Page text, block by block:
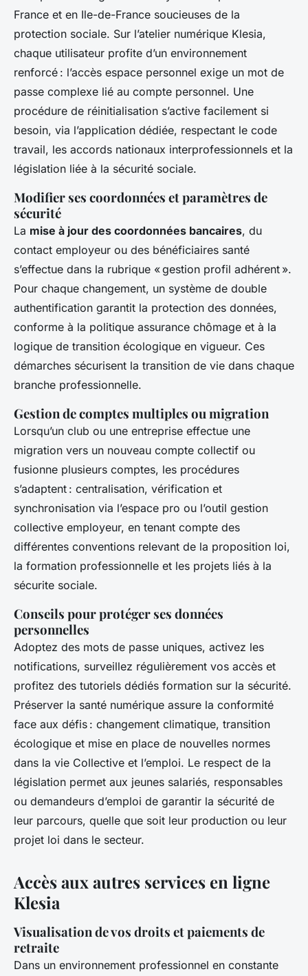
France et en Ile-de-France soucieuses de la
protection sociale. Sur l’atelier numérique Klesia,
chaque utilisateur profite d’un environnement
renforcé : l’accès espace personnel exige un mot de
passe complexe lié au compte personnel. Une
procédure de réinitialisation s’active facilement si
besoin, via l’application dédiée, respectant le code
travail, les accords nationaux interprofessionnels et la
législation liée à la sécurité sociale.
Modifier ses coordonnées et paramètres de
sécurité
La mise à jour des coordonnées bancaires, du
contact employeur ou des bénéficiaires santé
s’effectue dans la rubrique « gestion profil adhérent ».
Pour chaque changement, un système de double
authentification garantit la protection des données,
conforme à la politique assurance chômage et à la
logique de transition écologique en vigueur. Ces
démarches sécurisent la transition de vie dans chaque
branche professionnelle.
Gestion de comptes multiples ou migration
Lorsqu’un club ou une entreprise effectue une
migration vers un nouveau compte collectif ou
fusionne plusieurs comptes, les procédures
s’adaptent : centralisation, vérification et
synchronisation via l’espace pro ou l’outil gestion
collective employeur, en tenant compte des
différentes conventions relevant de la proposition loi,
la formation professionnelle et les projets liés à la
sécurite sociale.
Conseils pour protéger ses données
personnelles
Adoptez des mots de passe uniques, activez les
notifications, surveillez régulièrement vos accès et
profitez des tutoriels dédiés formation sur la sécurité.
Préserver la santé numérique assure la conformité
face aux défis : changement climatique, transition
écologique et mise en place de nouvelles normes
dans la vie Collective et l’emploi. Le respect de la
législation permet aux jeunes salariés, responsables
ou demandeurs d’emploi de garantir la sécurité de
leur parcours, quelle que soit leur production ou leur
projet loi dans le secteur.
Accès aux autres services en ligne
Klesia
Visualisation de vos droits et paiements de
retraite
Dans un environnement professionnel en constante